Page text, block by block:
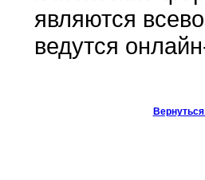
являются
ведутся